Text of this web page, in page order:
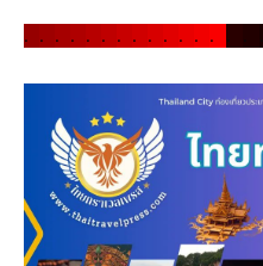
. . . . . . . . . . . . .